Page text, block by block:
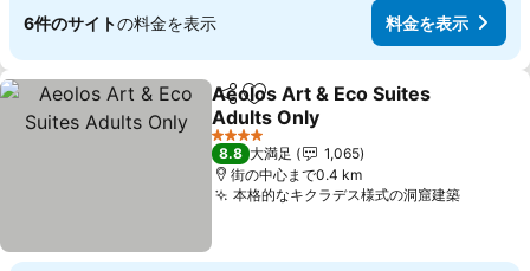
6件のサイトの料金を表示 料金を表示
シェアお気に入りに追加
Aeolos Art & Eco Suites
Adults Only
4 ホテルのランク
8.8 大満足
1,065
街の中心まで0.4 km
本格的なキクラデス様式の洞窟建築